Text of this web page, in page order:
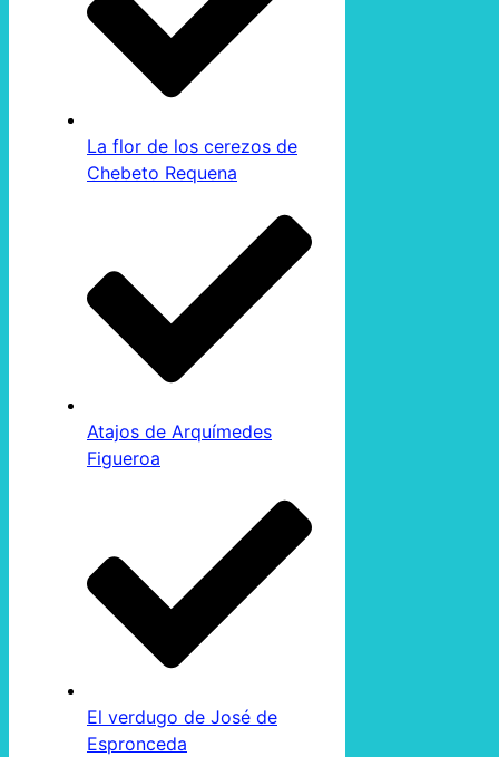
La flor de los cerezos de
Chebeto Requena
Atajos de Arquímedes
Figueroa
El verdugo de José de
Espronceda